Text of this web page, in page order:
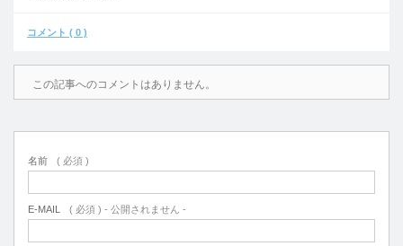
コメント ( 0 )
この記事へのコメントはありません。
名前 ( 必須 )
E-MAIL ( 必須 ) - 公開されません -